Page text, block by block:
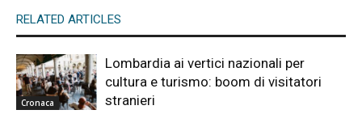
RELATED ARTICLES
Cronaca
Lombardia ai vertici nazionali per
cultura e turismo: boom di visitatori
stranieri